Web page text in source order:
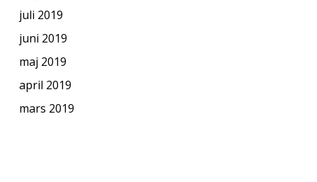
juli 2019
juni 2019
maj 2019
april 2019
mars 2019